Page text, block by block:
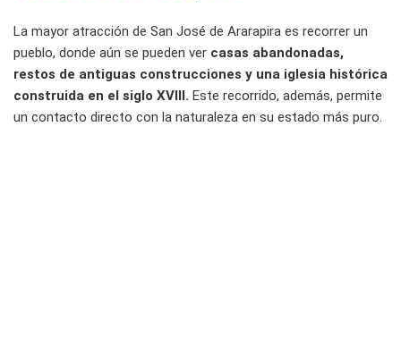
La mayor atracción de San José de Ararapira es recorrer un
pueblo, donde aún se pueden ver casas abandonadas,
restos de antiguas construcciones y una iglesia histórica
construida en el siglo XVIII. Este recorrido, además, permite
un contacto directo con la naturaleza en su estado más puro.